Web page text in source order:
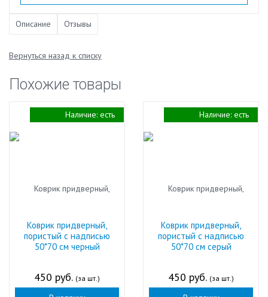
Описание Отзывы
Вернуться назад к списку
Похожие товары
Коврик придверный,
пористый с надписью
50*70 см черный
450 руб. (за шт.)
Наличие: есть
Коврик придверный,
пористый с надписью
50*70 см серый
450 руб. (за шт.)
Наличие: есть